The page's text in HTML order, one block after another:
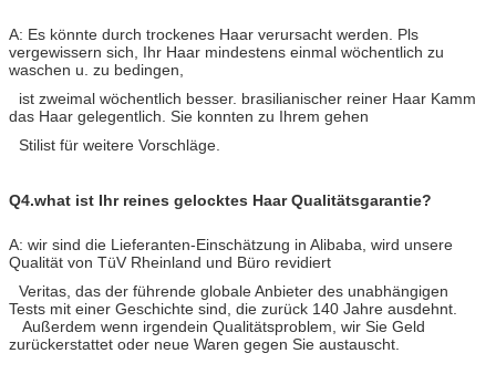
A: Es könnte durch trockenes Haar verursacht werden. Pls
vergewissern sich, Ihr Haar mindestens einmal wöchentlich zu
waschen u. zu bedingen,
ist zweimal wöchentlich besser. brasilianischer reiner Haar Kamm
das Haar gelegentlich. Sie konnten zu Ihrem gehen
Stilist für weitere Vorschläge.
Q4.what ist Ihr reines gelocktes Haar Qualitätsgarantie?
A: wir sind die Lieferanten-Einschätzung in Alibaba, wird unsere
Qualität von TüV Rheinland und Büro revidiert
Veritas, das der führende globale Anbieter des unabhängigen
Tests mit einer Geschichte sind, die zurück 140 Jahre ausdehnt.
Außerdem wenn irgendein Qualitätsproblem, wir Sie Geld
zurückerstattet oder neue Waren gegen Sie austauscht.